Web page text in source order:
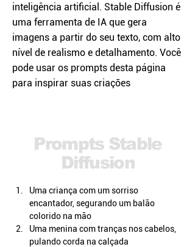
inteligência artificial. Stable Diffusion é
uma ferramenta de IA que gera
imagens a partir do seu texto, com alto
nível de realismo e detalhamento. Você
pode usar os prompts desta página
para inspirar suas criações
Prompts Stable
Diffusion
Uma criança com um sorriso
encantador, segurando um balão
colorido na mão
Uma menina com tranças nos cabelos,
pulando corda na calçada